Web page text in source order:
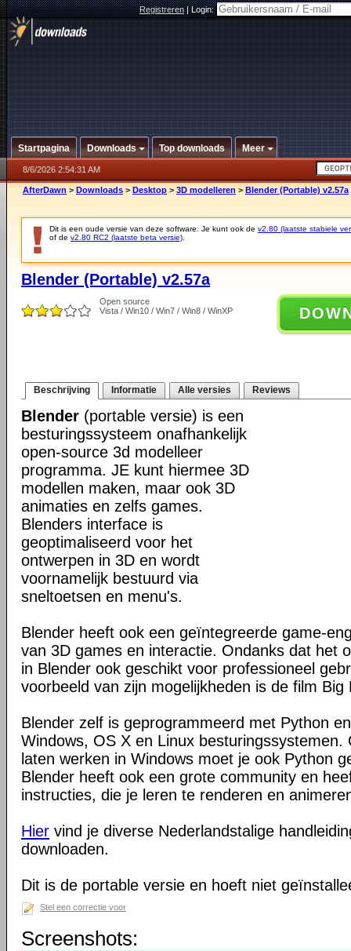
Registreren|Login:
Startpagina Downloads Top downloads Meer
8/6/2026 2:54:31 AM
AfterDawn > Downloads > Desktop > 3D modelleren > Blender (Portable) v2.57a
Dit is een oude versie van deze software. Je kunt ook de v2.80 (laatste stabiele
of de v2.80 RC2 (laatste beta versie)
Blender (Portable) v2.57a
Open source
Vista / Win10 / Win7 / Win8 / WinXP
Beschrijving Informatie Alle versies Reviews
Blender (portable versie) is een
besturingssysteem onafhankelijk
open-source 3d modelleer
programma. JE kunt hiermee 3D
modellen maken, maar ook 3D
animaties en zelfs games.
Blenders interface is
geoptimaliseerd voor het
ontwerpen in 3D en wordt
voornamelijk bestuurd via
sneltoetsen en menu's.
Blender heeft ook een geïntegreerde game-
van 3D games en interactie. Ondanks dat het
in Blender ook geschikt voor professioneel
voorbeeld van zijn mogelijkheden is de film Big
Blender zelf is geprogrammeerd met Python
Windows, OS X en Linux besturingssystemen.
laten werken in Windows moet je ook Python
Blender heeft ook een grote community en
instructies, die je leren te renderen en
Hier vind je diverse Nederlandstalige
downloaden.
Dit is de portable versie en hoeft niet
Stel een correctie voor
Screenshots: